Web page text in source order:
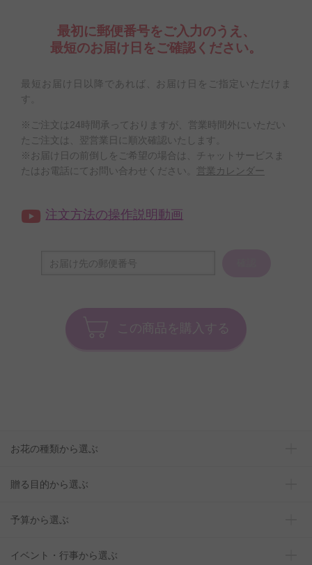
最初に郵便番号をご入力のうえ、
最短のお届け日をご確認ください。
最短お届け日以降であれば、お届け日をご指定いただけま
す。
※ご注文は24時間承っておりますが、営業時間外にいただい
たご注文は、翌営業日に順次確認いたします。
※お届け日の前倒しをご希望の場合は、チャットサービスま
たはお電話にてお問い合わせください。
営業カレンダー
注文方法の操作説明動画
この商品を購入する
お花の種類から選ぶ
贈る目的から選ぶ
予算から選ぶ
イベント・行事から選ぶ